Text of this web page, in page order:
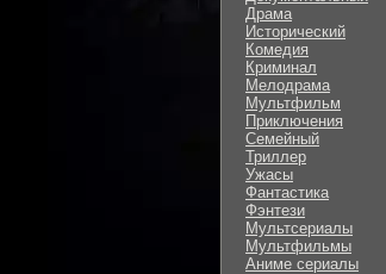
Драма
Исторический
Комедия
Криминал
Мелодрама
Мультфильм
Приключения
Семейный
Триллер
Ужасы
Фантастика
Фэнтези
Мультсериалы
Мультфильмы
Аниме сериалы